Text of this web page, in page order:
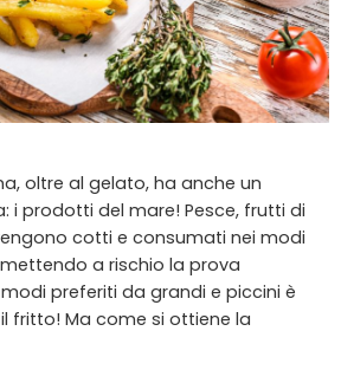
oltre al gelato, ha anche un
i prodotti del mare! Pesce, frutti di
cotti e consumati nei modi
a rischio la prova
preferiti da grandi e piccini è
fritto! Ma come si ottiene la